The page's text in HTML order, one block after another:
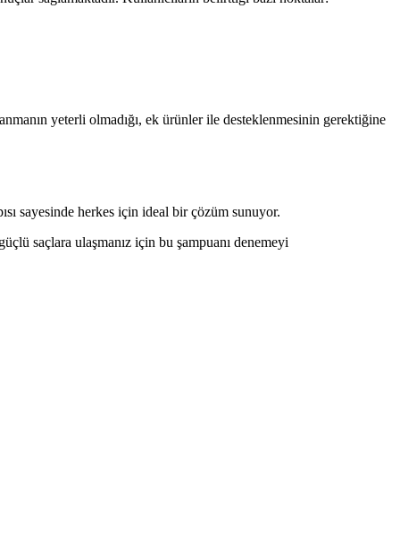
yeterli olmadığı, ek ürünler ile desteklenmesinin gerektiğine
sayesinde herkes için ideal bir çözüm sunuyor.
saçlara ulaşmanız için bu şampuanı denemeyi